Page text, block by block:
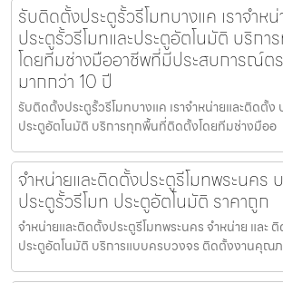
รับติดตั้งประตูรั้วรีโมทบางแค เราจำห
ประตูรั้วรีโมทและประตูอัตโนมัติ บริก
โดยทีมช่างมืออาชีพที่มีประสบการณ์ตร
มากกว่า 10 ปี
รับติดตั้งประตูรั้วรีโมทบางแค เราจำหน่ายและติดตั้ง
ประตูอัตโนมัติ บริการทุกพื้นที่ติดตั้งโดยทีมช่างมืออ
จำหน่ายและติดตั้งประตูรีโมทพระนคร
ประตูรั้วรีโมท ประตูอัตโนมัติ ราคาถูก
จำหน่ายและติดตั้งประตูรีโมทพระนคร จำหน่าย และ
ประตูอัตโนมัติ บริการแบบครบวงจร ติดตั้งงานคุณ